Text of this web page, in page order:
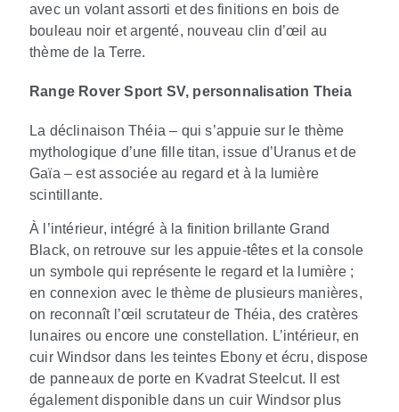
avec un volant assorti et des finitions en bois de
bouleau noir et argenté, nouveau clin d’œil au
thème de la Terre.
Range Rover Sport SV, personnalisation Theia
La déclinaison Théia – qui s’appuie sur le thème
mythologique d’une fille titan, issue d’Uranus et de
Gaïa – est associée au regard et à la lumière
scintillante.
À l’intérieur, intégré à la finition brillante Grand
Black, on retrouve sur les appuie‑têtes et la console
un symbole qui représente le regard et la lumière ;
en connexion avec le thème de plusieurs manières,
on reconnaît l’œil scrutateur de Théia, des cratères
lunaires ou encore une constellation. L’intérieur, en
cuir Windsor dans les teintes Ebony et écru, dispose
de panneaux de porte en Kvadrat Steelcut. Il est
également disponible dans un cuir Windsor plus